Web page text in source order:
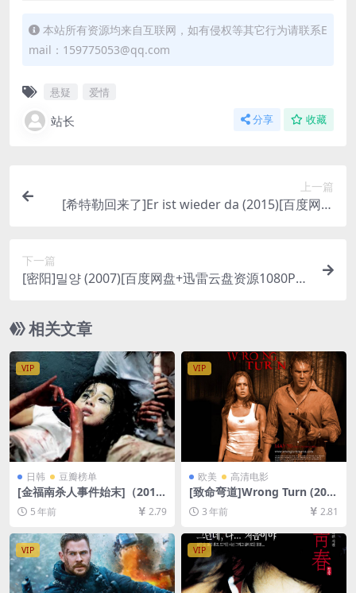
本站所有资源均来自互联网，如有侵权等其它行为请联系E
mail：159775053@qq.com
悬疑 爱情
站长 分享 收藏
上一篇
[希特勒回来了]Er ist wieder da (2015)[百度网盘
下一篇
[密阳]밀양 (2007)[百度网盘+迅雷云盘资源1080P超
相关文章
VIP
日韩 豆瓣榜单
[金福南杀人事件始末]（201
0） [百度网盘+迅雷云盘资源1
080P超清][MP4/7.8GB][韩语
中字]
5 年前 2.79
VIP
欧美 高清电影
[致命弯道]Wrong Turn (200
3)[百度网盘+迅雷云盘资源10
80P超清未删减][MP4/5GB]
[中英字幕]
3 年前 2.81
VIP VIP